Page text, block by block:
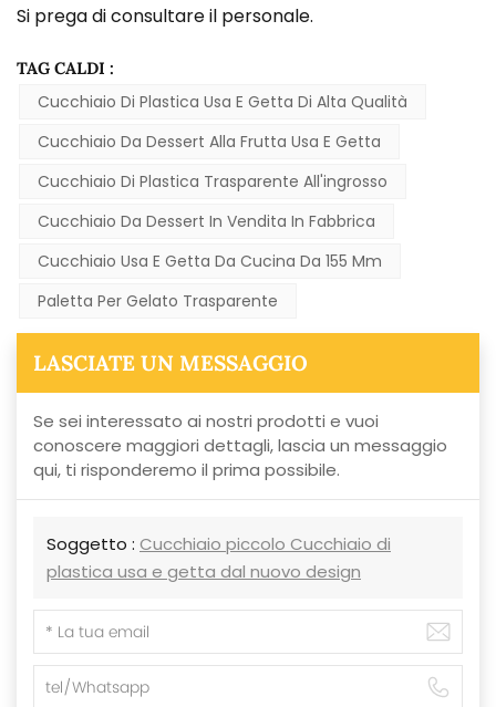
Si prega di consultare il personale.
TAG CALDI :
Cucchiaio Di Plastica Usa E Getta Di Alta Qualità
Cucchiaio Da Dessert Alla Frutta Usa E Getta
Cucchiaio Di Plastica Trasparente All'ingrosso
Cucchiaio Da Dessert In Vendita In Fabbrica
Cucchiaio Usa E Getta Da Cucina Da 155 Mm
Paletta Per Gelato Trasparente
LASCIATE UN MESSAGGIO
Se sei interessato ai nostri prodotti e vuoi
conoscere maggiori dettagli, lascia un messaggio
qui, ti risponderemo il prima possibile.
Soggetto : Cucchiaio piccolo Cucchiaio di
plastica usa e getta dal nuovo design